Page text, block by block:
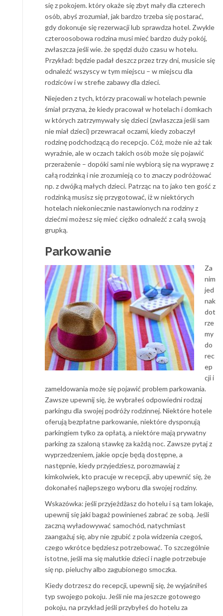
się z pokojem. który okaże się zbyt mały dla czterech
osób, abyś zrozumiał, jak bardzo trzeba się postarać,
gdy dokonuje się rezerwacji lub sprawdza hotel. Zwykle
czteroosobowa rodzina musi mieć bardzo duży pokój,
zwłaszcza jeśli wie. że spędzi dużo czasu w hotelu.
Przykład: będzie padał deszcz przez trzy dni, musicie się
odnaleźć wszyscy w tym miejscu – w miejscu dla
rodziców i w strefie zabawy dla dzieci.
Niejeden z tych, którzy pracowali w hotelach pewnie
śmiał przyzna, że ​​kiedy pracował w hotelach i domkach
w których zatrzymywały się dzieci (zwłaszcza jeśli sam
nie miał dzieci) przewracał oczami, kiedy zobaczył
rodzinę podchodzącą do recepcjo. Cóż, może nie aż tak
wyraźnie, ale w oczach takich osób może się pojawić
przerażenie – dopóki sami nie wybiorą się na wyprawę z
całą rodzinką i nie zrozumieją co to znaczy podróżować
np. z dwójką małych dzieci. Patrząc na to jako ten gość z
rodzinką musisz się przygotować, iż w niektórych
hotelach niekoniecznie nastawionych na rodziny z
dziećmi możesz się mieć ciężko odnaleźć z całą swoją
grupką.
Parkowanie
Za
nim
jed
nak
dot
rze
my
do
rec
ep
cji i
zameldowania może się pojawić problem parkowania.
Zawsze upewnij się, że wybrałeś odpowiedni rodzaj
parkingu dla swojej podróży rodzinnej. Niektóre hotele
oferują bezpłatne parkowanie, niektóre dysponują
parkingiem tylko za opłatą, a niektóre mają prywatny
parking za szaloną stawkę za każdą noc. Zawsze pytaj z
wyprzedzeniem, jakie opcje będą dostępne, a
następnie, kiedy przyjedziesz, porozmawiaj z
kimkolwiek, kto pracuje w recepcji, aby upewnić się, że
dokonałeś najlepszego wyboru dla swojej rodziny.
Wskazówka: jeśli przyjeżdżasz do hotelu i są tam lokaje,
upewnij się jaki bagaż powinieneś zabrać ze sobą. Jeśli
zaczną wyładowywać samochód, natychmiast
zaangażuj się, aby nie zgubić z pola widzenia czegoś,
czego wkrótce będziesz potrzebować. To szczególnie
istotne, jeśli ma się malutkie dzieci i nagle potrzebuje
się np. pieluchy albo zagubionego smoczka.
Kiedy dotrzesz do recepcji, upewnij się, że wyjaśniłeś
typ swojego pokoju. Jeśli nie ma jeszcze gotowego
pokoju, na przykład jeśli przybyłeś do hotelu za